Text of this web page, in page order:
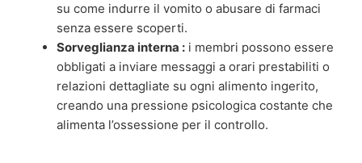
su come indurre il vomito o abusare di farmaci
senza essere scoperti.
Sorveglianza interna : i membri possono essere
obbligati a inviare messaggi a orari prestabiliti o
relazioni dettagliate su ogni alimento ingerito,
creando una pressione psicologica costante che
alimenta l’ossessione per il controllo.